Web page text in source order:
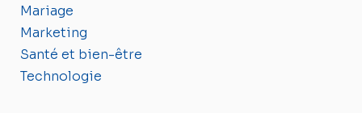
Mariage
Marketing
Santé et bien-être
Technologie